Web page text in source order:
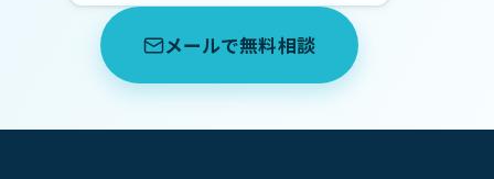
メールで無料相談